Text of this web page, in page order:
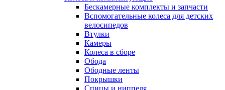
Бескамерные комплекты и запчасти
Вспомогательные колеса для детских
велосипедов
Втулки
Камеры
Колеса в сборе
Обода
Ободные ленты
Покрышки
Спицы и ниппеля